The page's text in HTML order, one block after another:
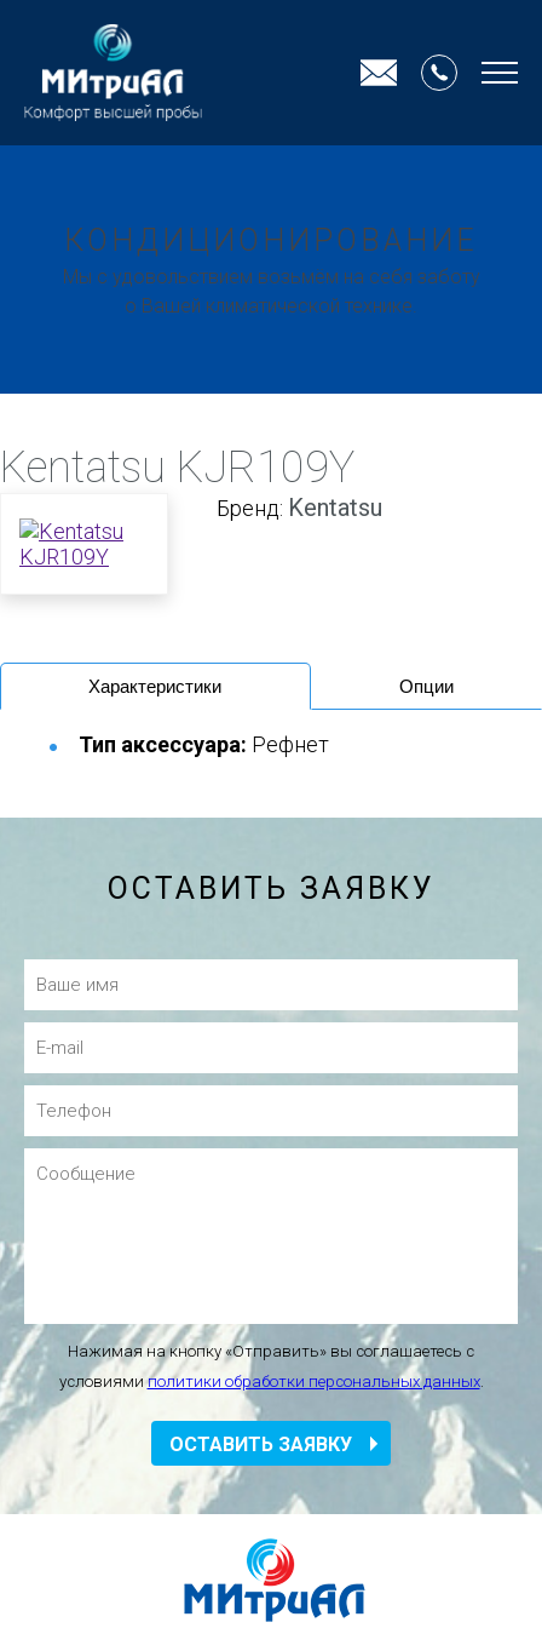
КОНДИЦИОНИРОВАНИЕ
Мы с удовольствием возьмём на себя заботу
о Вашей климатической технике.
Kentatsu KJR109Y
Бренд: Kentatsu
Характеристики Опции
Тип аксессуара: Рефнет
ОСТАВИТЬ ЗАЯВКУ
Нажимая на кнопку «Отправить» вы соглашаетесь с
условиямиполитики обработки персональных данных.
ОСТАВИТЬ ЗАЯВКУ